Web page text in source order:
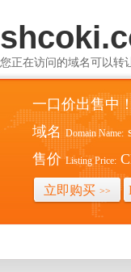
您正在访问的域名可以转
一口价出售中
域名 Domain Name:
售价 Listing Price:
立即购买 >>